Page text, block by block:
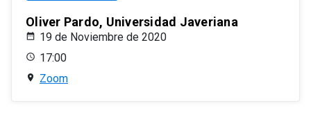
Oliver Pardo, Universidad Javeriana
19 de Noviembre de 2020
17:00
Zoom